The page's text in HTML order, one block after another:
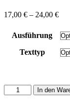
17,00 € – 24,00 €
bis
Ausführung
Texttyp
Philips,
Carolin:
In den